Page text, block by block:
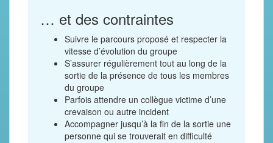
… et des contraintes
Suivre le parcours proposé et respecter la
vitesse d’évolution du groupe
S’assurer régulièrement tout au long de la
sortie de la présence de tous les membres
du groupe
Parfois attendre un collègue victime d’une
crevaison ou autre incident
Accompagner jusqu’à la fin de la sortie une
personne qui se trouverait en difficulté